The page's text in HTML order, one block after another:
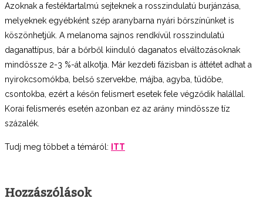
Azoknak a festéktartalmú sejteknek a rosszindulatú burjánzása,
melyeknek egyébként szép aranybarna nyári bőrszínünket is
köszönhetjük. A melanoma sajnos rendkívül rosszindulatú
daganattípus, bár a bőrből kiinduló daganatos elváltozásoknak
mindössze 2-3 %-át alkotja. Már kezdeti fázisban is áttétet adhat a
nyirokcsomókba, belső szervekbe, májba, agyba, tüdőbe,
csontokba, ezért a későn felismert esetek fele végződik halállal.
Korai felismerés esetén azonban ez az arány mindössze tíz
százalék.
Tudj meg többet a témáról: ITT
Hozzászólások